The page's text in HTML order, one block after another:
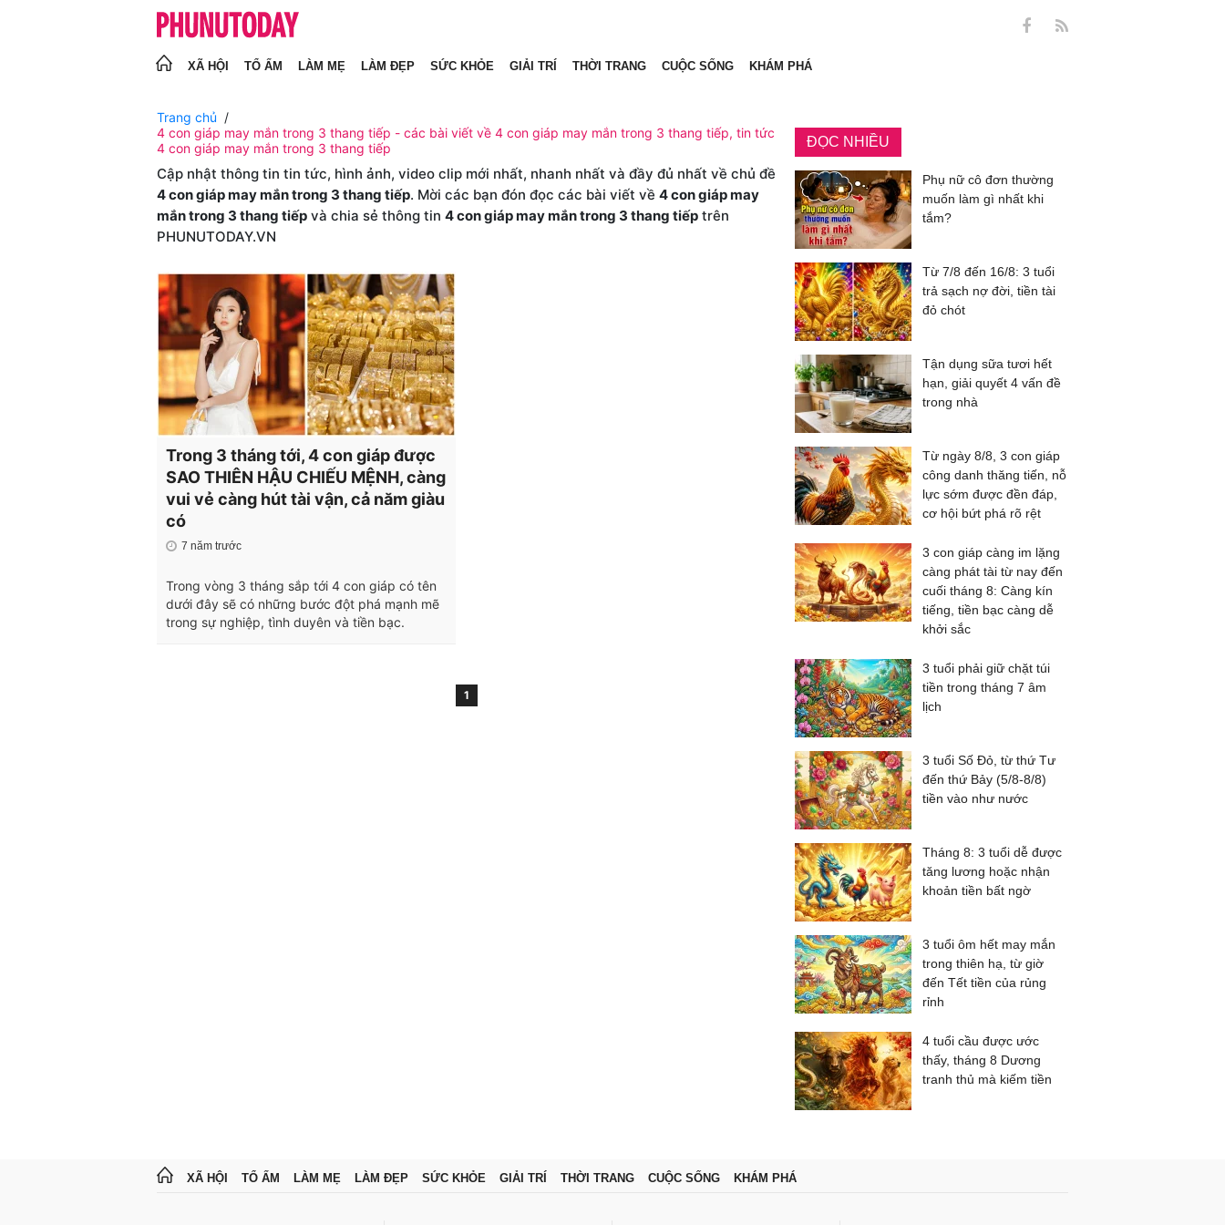
XÃ HỘI TỔ ẤM LÀM MẸ LÀM ĐẸP SỨC KHỎE GIẢI TRÍ THỜI TRANG CUỘC SỐNG KHÁM PHÁ
Trang chủ
4 con giáp may mắn trong 3 thang tiếp - các bài viết về 4 con giáp may mắn trong 3 thang tiếp, tin tức
4 con giáp may mắn trong 3 thang tiếp
Cập nhật thông tin tin tức, hình ảnh, video clip mới nhất, nhanh nhất và đầy đủ nhất về chủ đề
4 con giáp may mắn trong 3 thang tiếp. Mời các bạn đón đọc các bài viết về 4 con giáp may
mắn trong 3 thang tiếp và chia sẻ thông tin 4 con giáp may mắn trong 3 thang tiếp trên
PHUNUTODAY.VN
Trong 3 tháng tới, 4 con giáp được
SAO THIÊN HẬU CHIẾU MỆNH, càng
vui vẻ càng hút tài vận, cả năm giàu
có
7 năm trước
Trong vòng 3 tháng sắp tới 4 con giáp có tên
dưới đây sẽ có những bước đột phá mạnh mẽ
trong sự nghiệp, tình duyên và tiền bạc.
1
ĐỌC NHIỀU
Phụ nữ cô đơn thường
muốn làm gì nhất khi
tắm?
Từ 7/8 đến 16/8: 3 tuổi
trả sạch nợ đời, tiền tài
đỏ chót
Tận dụng sữa tươi hết
hạn, giải quyết 4 vấn đề
trong nhà
Từ ngày 8/8, 3 con giáp
công danh thăng tiến, nỗ
lực sớm được đền đáp,
cơ hội bứt phá rõ rệt
3 con giáp càng im lặng
càng phát tài từ nay đến
cuối tháng 8: Càng kín
tiếng, tiền bạc càng dễ
khởi sắc
3 tuổi phải giữ chặt túi
tiền trong tháng 7 âm
lịch
3 tuổi Số Đỏ, từ thứ Tư
đến thứ Bảy (5/8-8/8)
tiền vào như nước
Tháng 8: 3 tuổi dễ được
tăng lương hoặc nhận
khoản tiền bất ngờ
3 tuổi ôm hết may mắn
trong thiên hạ, từ giờ
đến Tết tiền của rủng
rỉnh
4 tuổi cầu được ước
thấy, tháng 8 Dương
tranh thủ mà kiếm tiền
XÃ HỘI TỔ ẤM LÀM MẸ LÀM ĐẸP SỨC KHỎE GIẢI TRÍ THỜI TRANG CUỘC SỐNG KHÁM PHÁ